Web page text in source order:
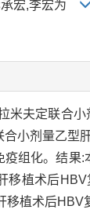
承宏,李宏为
米夫定联合
小剂量乙型
疫组化。结果
移植术后
移植术后HBV